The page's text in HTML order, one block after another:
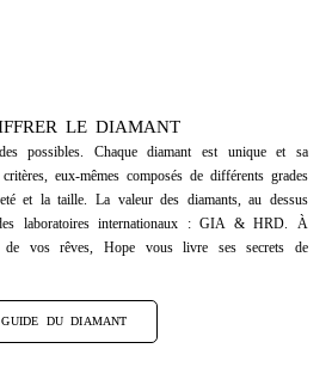
LE DIAMANT
possibles. Chaque diamant est unique et sa
eux-mêmes composés de différents grades
et la taille. La valeur des diamants, au dessus
laboratoires internationaux : GIA & HRD. À
de vos rêves, Hope vous livre ses secrets de
GUIDE DU DIAMANT